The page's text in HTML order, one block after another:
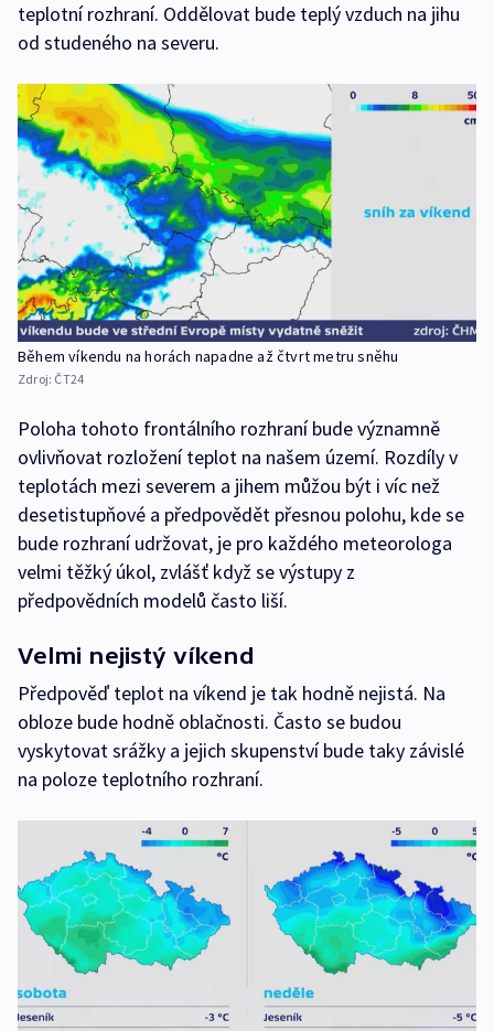
teplotní rozhraní. Oddělovat bude teplý vzduch na jihu
od studeného na severu.
Během víkendu na horách napadne až čtvrt metru sněhu
Zdroj: ČT24
Poloha tohoto frontálního rozhraní bude významně
ovlivňovat rozložení teplot na našem území. Rozdíly v
teplotách mezi severem a jihem můžou být i víc než
desetistupňové a předpovědět přesnou polohu, kde se
bude rozhraní udržovat, je pro každého meteorologa
velmi těžký úkol, zvlášť když se výstupy z
předpovědních modelů často liší.
Velmi nejistý víkend
Předpověď teplot na víkend je tak hodně nejistá. Na
obloze bude hodně oblačnosti. Často se budou
vyskytovat srážky a jejich skupenství bude taky závislé
na poloze teplotního rozhraní.